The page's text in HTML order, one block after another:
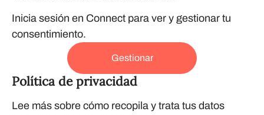
Inicia sesión en Connect para ver y gestionar tu
consentimiento.
Gestionar
Política de privacidad
Lee más sobre cómo recopila y trata tus datos